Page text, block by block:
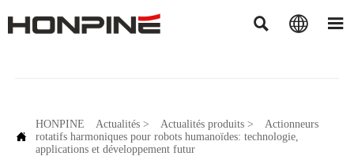
  

HONPINE Actualités> Actualités produits>
Actionneurs
rotatifs harmoniques pour robots humanoïdes: technologie,
applications et développement futur